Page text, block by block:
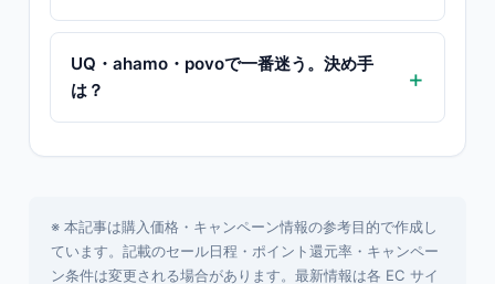
UQ・ahamo・povoで一番迷う。決め手
は？
※ 本記事は購入価格・キャンペーン情報の参考目的で作成し
ています。記載のセール日程・ポイント還元率・キャンペー
ン条件は変更される場合があります。最新情報は各 EC サイ